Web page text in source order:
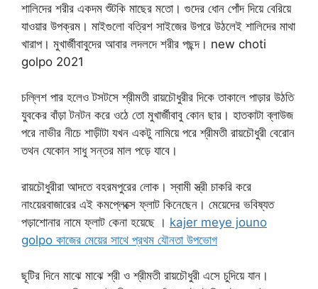
শালিদের শরীর একদম শুঁটকি মাছের মতো। গুদের ধোন পোঁদ দিয়ে বেরিয়ে
যাওয়ার উপক্রম। মাইগুলো বত্রিশ সাইজের উপরে উঠলেই শালিদের মাথা
খারাপ। মুখার্জীবাবুদের আবার লদলদে শরীর পছন্দ। new choti
golpo 2021
চল্লিশ পার হলেও টসটসে শ্রীমতী রায়চৌধুরীর দিকে তাকালে পাড়ার উঠতি
যুবকের বাঁড়া টনটন করে ওঠে তো মুখার্জীবাবু কোন ছার। হাতকাটা ব্লাউজ
পরে নাভীর নীচে শাড়ীটা যখন একটু নামিয়ে পরে শ্রীমতী রায়চৌধুরী বেরোন
তথন যেকোন সাধু সন্তর মাল পড়ে যাবে।
রায়চৌধুরীরা আদতে বহরমপুরের লোক। স্বামী স্ত্রী চাকরি করে
নাংয়েরবাজারের এই কমপ্লেক্সে ফ্লাট কিনেছেন। মেয়েদের ভবিষ্যত
পড়াশোনার নামে ফ্লাট কেনা হয়েছে । kajer meye jouno
golpo কাজের মেয়ের সাথে প্রথম যৌনতা উপভোগ
ছূটির দিনে মাঝে মাঝে শ্রী ও শ্রীমতী রায়চৌধুরী এসে চুদিয়ে যান।